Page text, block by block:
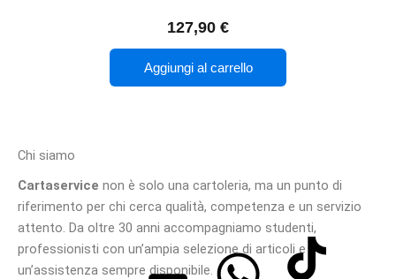
127,90 €
Aggiungi al carrello
Chi siamo
Cartaservice non è solo una cartoleria, ma un punto di
riferimento per chi cerca qualità, competenza e un servizio
attento. Da oltre 30 anni accompagniamo studenti,
professionisti con un’ampia selezione di articoli e
un’assistenza sempre disponibile.